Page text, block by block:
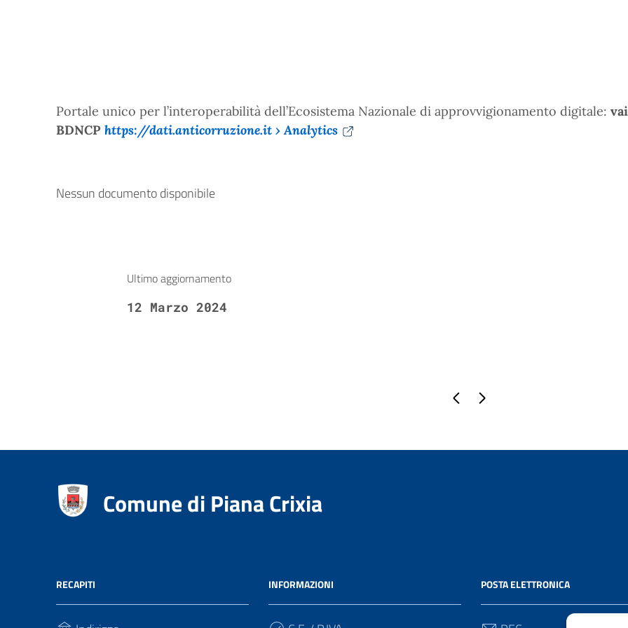
Portale unico per l’interoperabilità dell’Ecosistema Nazionale di approvvigionamento digitale:
BDNCP https://dati.anticorruzione.it › Analytics
Nessun documento disponibile
Ultimo aggiornamento
12 Marzo 2024
Pagina precedente
Comune di Piana Crixia
RECAPITI INFORMAZIONI POSTA ELETTRONICA